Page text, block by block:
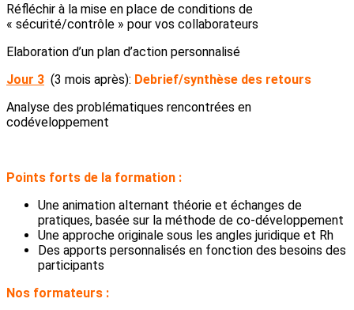
Réfléchir à la mise en place de conditions de
« sécurité/contrôle » pour vos collaborateurs
Elaboration d’un plan d’action personnalisé
Jour 3 (3 mois après): Debrief/synthèse des retours
Analyse des problématiques rencontrées en
codéveloppement
Points forts de la formation :
Une animation alternant théorie et échanges de
pratiques, basée sur la méthode de co-développement
Une approche originale sous les angles juridique et Rh
Des apports personnalisés en fonction des besoins des
participants
Nos formateurs :